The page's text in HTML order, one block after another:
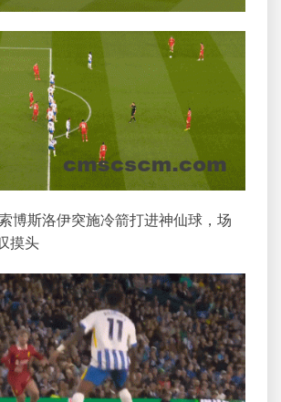
博斯洛伊突施冷箭打进神仙球，场
摸头